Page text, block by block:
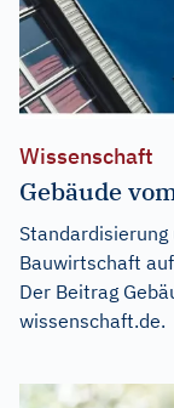
Wissenschaft
Gebäude
Bauwirtschaft
Der Beitrag
wissenschaft.de.